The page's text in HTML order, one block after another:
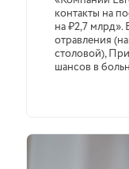
контакты на
на ₽2,7 млрд».
отравления
столовой),
шансов в